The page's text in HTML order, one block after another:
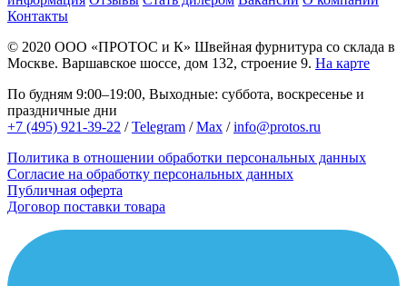
Контакты
© 2020 ООО «ПРОТОС и К» Швейная фурнитура со склада в
Москве. Варшавское шоссе, дом 132, строение 9. На карте
По будням 9:00–19:00, Выходные: суббота, воскресенье и
праздничные дни
+7 (495) 921-39-22 /Telegram /Max /info@protos.ru
Политика в отношении обработки персональных данных
Согласие на обработку персональных данных
Публичная оферта
Договор поставки товара